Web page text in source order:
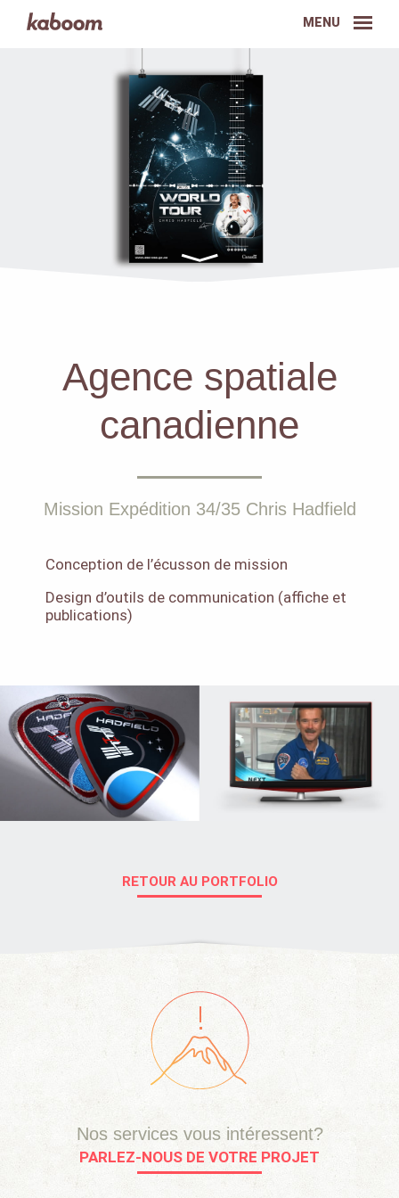
MENU
Agence spatiale
canadienne
Mission Expédition 34/35 Chris Hadfield
Conception de l’écusson de mission
Design d’outils de communication (affiche et
publications)
RETOUR AU PORTFOLIO
Nos services vous intéressent?
PARLEZ-NOUS DE VOTRE PROJET